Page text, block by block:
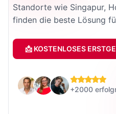
Standorte wie Singapur,
finden die beste Lösung
📩 KOSTENLOSES
+2000